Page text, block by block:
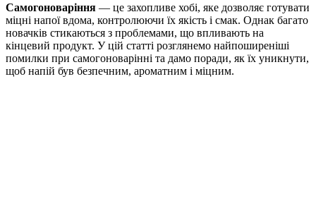
Самогоноваріння — це захопливе хобі, яке дозволяє готувати
міцні напої вдома, контролюючи їх якість і смак. Однак багато
новачків стикаються з проблемами, що впливають на
кінцевий продукт. У цій статті розглянемо найпоширеніші
помилки при самогоноварінні та дамо поради, як їх уникнути,
щоб напій був безпечним, ароматним і міцним.